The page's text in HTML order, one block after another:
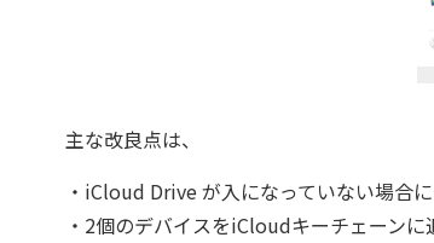
主な改良点は、
・iCloud Drive が入になっていない場合
・2個のデバイスをiCloudキーチェーン